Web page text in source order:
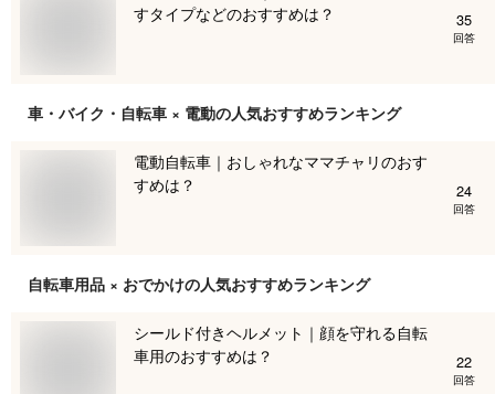
すタイプなどのおすすめは？
35
回答
車・バイク・自転車 × 電動の人気おすすめランキング
電動自転車｜おしゃれなママチャリのおす
すめは？
24
回答
自転車用品 × おでかけの人気おすすめランキング
シールド付きヘルメット｜顔を守れる自転
車用のおすすめは？
22
回答